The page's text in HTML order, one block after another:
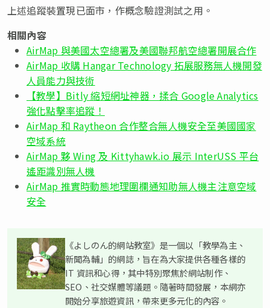
上述追蹤裝置現已面市，作概念驗證測試之用。
相關內容
AirMap 與美國太空總署及美國聯邦航空總署開展合作
AirMap 收購 Hangar Technology 拓展服務無人機開發
人員能力與技術
【教學】Bitly 縮短網址神器，揉合 Google Analytics
強化點擊率追蹤！
AirMap 和 Raytheon 合作整合無人機安全至美國國家
空域系統
AirMap 夥 Wing 及 Kittyhawk.io 展示 InterUSS 平台
遙距識別無人機
AirMap 推實時動態地理圍欄通知助無人機主注意空域
安全
《よしのん的網站教室》是一個以「教學為主、
新聞為輔」的網誌，旨在為大家提供各種各樣的
IT 資訊和心得，其中特別聚焦於網站制作、
SEO、社交媒體等議題。隨著時間發展，本網亦
開始分享旅遊資訊，帶來更多元化的內容。